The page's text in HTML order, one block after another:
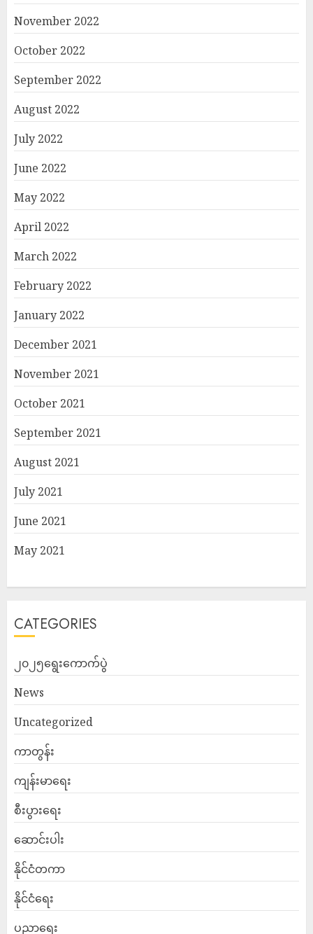
November 2022
October 2022
September 2022
August 2022
July 2022
June 2022
May 2022
April 2022
March 2022
February 2022
January 2022
December 2021
November 2021
October 2021
September 2021
August 2021
July 2021
June 2021
May 2021
CATEGORIES
၂၀၂၅ရွေးကောက်ပွဲ
News
Uncategorized
ကာတွန်း
ကျန်းမာရေး
စီးပွားရေး
ဆောင်းပါး
နိုင်ငံတကာ
နိုင်ငံရေး
ပညာရေး